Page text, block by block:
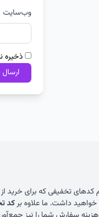
وب‌سایت
ذخیره
کدهای تخفیفی که برای خرید
خواهید داشت. ما علاوه برکد